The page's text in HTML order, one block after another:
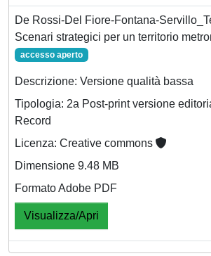
De Rossi-Del Fiore-Fontana-
Scenari strategici per un territorio
accesso aperto
Descrizione: Versione qualità bassa
Tipologia: 2a Post-print versione
Record
Licenza: Creative commons
Dimensione 9.48 MB
Formato Adobe PDF
Visualizza/Apri